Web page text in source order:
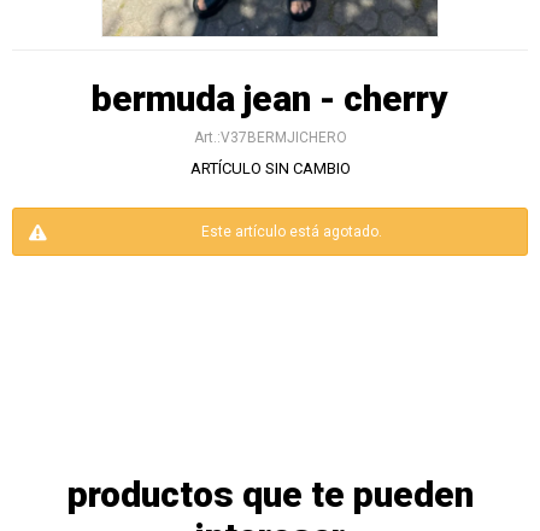
bermuda jean - cherry
V37BERMJICHERO
ARTÍCULO SIN CAMBIO
Este artículo está agotado.
productos que te pueden